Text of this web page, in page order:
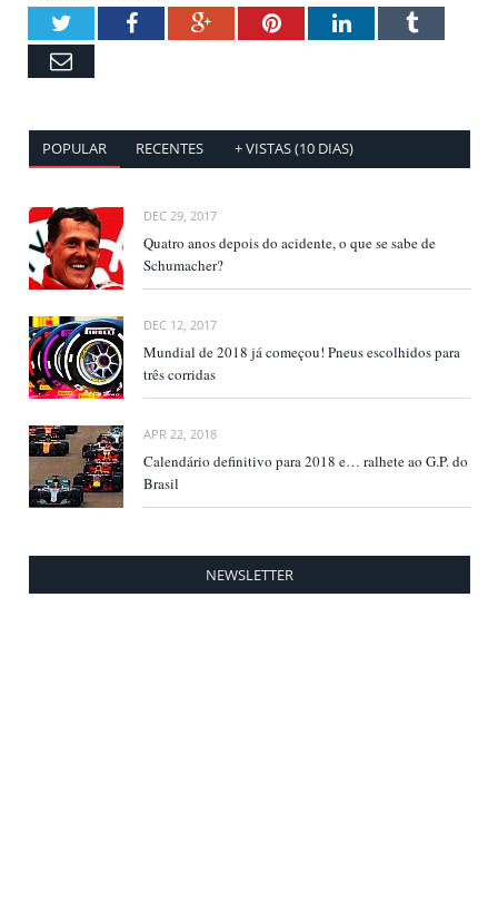
TwitterFacebookGoogle+PinterestLinkedInTumblr
Email
POPULAR RECENTES + VISTAS (10 DIAS)
DEC 29, 2017
Quatro anos depois do acidente, o que se sabe de
Schumacher?
DEC 12, 2017
Mundial de 2018 já começou! Pneus escolhidos para
três corridas
APR 22, 2018
Calendário definitivo para 2018 e… ralhete ao G.P. do
Brasil
NEWSLETTER